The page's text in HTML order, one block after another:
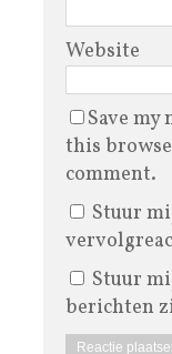
Website
Save
this
comment.
Stuur
Stuur
berichten